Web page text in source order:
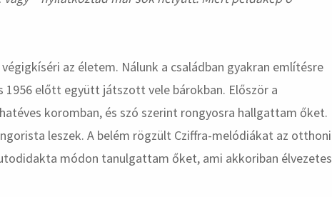
az életem. Nálunk a családban gyakran említésre
1956 előtt együtt játszott vele bárokban. Először a
koromban, és szó szerint rongyosra hallgattam őket.
leszek. A belém rögzült Cziffra-melódiákat az otthoni
módon tanulgattam őket, ami akkoriban élvezetes